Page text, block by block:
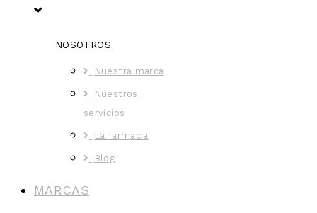
NOSOTROS
Nuestra marca
Nuestros
servicios
La farmacia
Blog
MARCAS